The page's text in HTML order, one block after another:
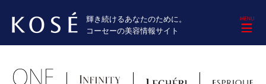
輝き続けるあなたのために。
コーセーの美容情報サイト